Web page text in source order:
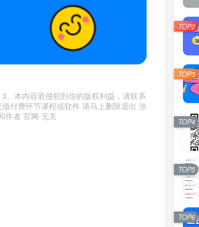
、本内容若侵犯到你的版权利益，请联系
付费环节课程或软件 请马上删除退出 涉
作者 官网 无关
TOP2
TOP3
TOP4
TOP5
TOP6